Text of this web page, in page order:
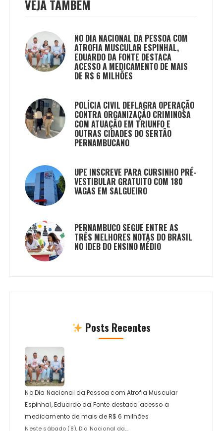
VEJA TAMBÉM
NO DIA NACIONAL DA PESSOA COM
ATROFIA MUSCULAR ESPINHAL,
EDUARDO DA FONTE DESTACA
ACESSO A MEDICAMENTO DE MAIS
DE R$ 6 MILHÕES
POLÍCIA CIVIL DEFLAGRA OPERAÇÃO
CONTRA ORGANIZAÇÃO CRIMINOSA
COM ATUAÇÃO EM TRIUNFO E
OUTRAS CIDADES DO SERTÃO
PERNAMBUCANO
UPE INSCREVE PARA CURSINHO PRÉ-
VESTIBULAR GRATUITO COM 180
VAGAS EM SALGUEIRO
PERNAMBUCO SEGUE ENTRE AS
TRÊS MELHORES NOTAS DO BRASIL
NO IDEB DO ENSINO MÉDIO
Posts Recentes
No Dia Nacional da Pessoa com Atrofia Muscular
Espinhal, Eduardo da Fonte destaca acesso a
medicamento de mais de R$ 6 milhões
Neste sábado (8), Dia Nacional da...